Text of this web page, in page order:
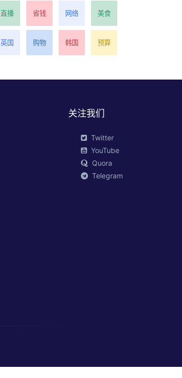
直播 省钱 网络 美食
英国 购物 韩国 预算
关注我们
Twitter
YouTube
Quora
Telegram